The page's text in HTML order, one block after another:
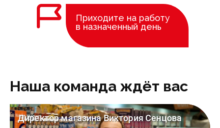
Приходите на работу
в назначенный день
Наша команда ждёт вас